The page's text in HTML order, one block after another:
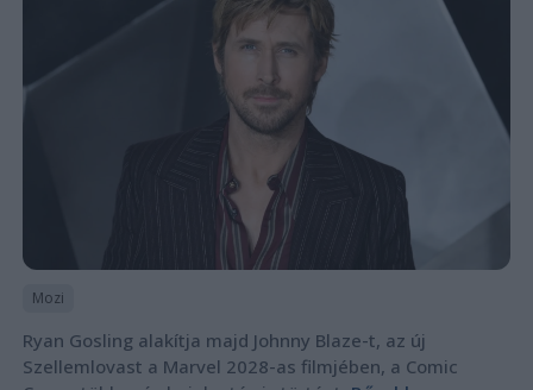
Mozi
Ryan Gosling alakítja majd Johnny Blaze-t, az új
Szellemlovast a Marvel 2028-as filmjében, a Comic